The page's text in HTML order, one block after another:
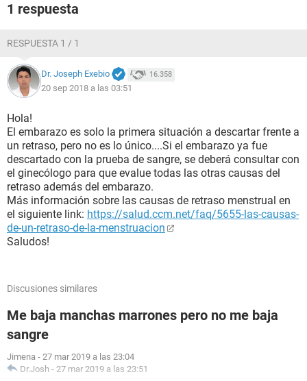
1 respuesta
RESPUESTA 1 / 1
Dr. Joseph Exebio 16.358
20 sep 2018 a las 03:51
Hola!
El embarazo es solo la primera situación a descartar frente a
un retraso, pero no es lo único....Si el embarazo ya fue
descartado con la prueba de sangre, se deberá consultar con
el ginecólogo para que evalue todas las otras causas del
retraso además del embarazo.
Más información sobre las causas de retraso menstrual en
el siguiente link: https://salud.ccm.net/faq/5655-las-causas-
de-un-retraso-de-la-menstruacion
Saludos!
Discusiones similares
Me baja manchas marrones pero no me baja
sangre
Jimena - 27 mar 2019 a las 23:04
Dr.Josh - 27 mar 2019 a las 23:51